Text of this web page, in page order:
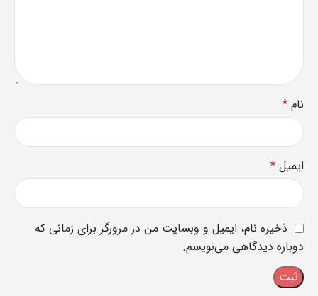
نام *
ایمیل *
ذخیره نام، ایمیل و وبسایت من در مرورگر برای زمانی که
دوباره دیدگاهی می‌نویسم.